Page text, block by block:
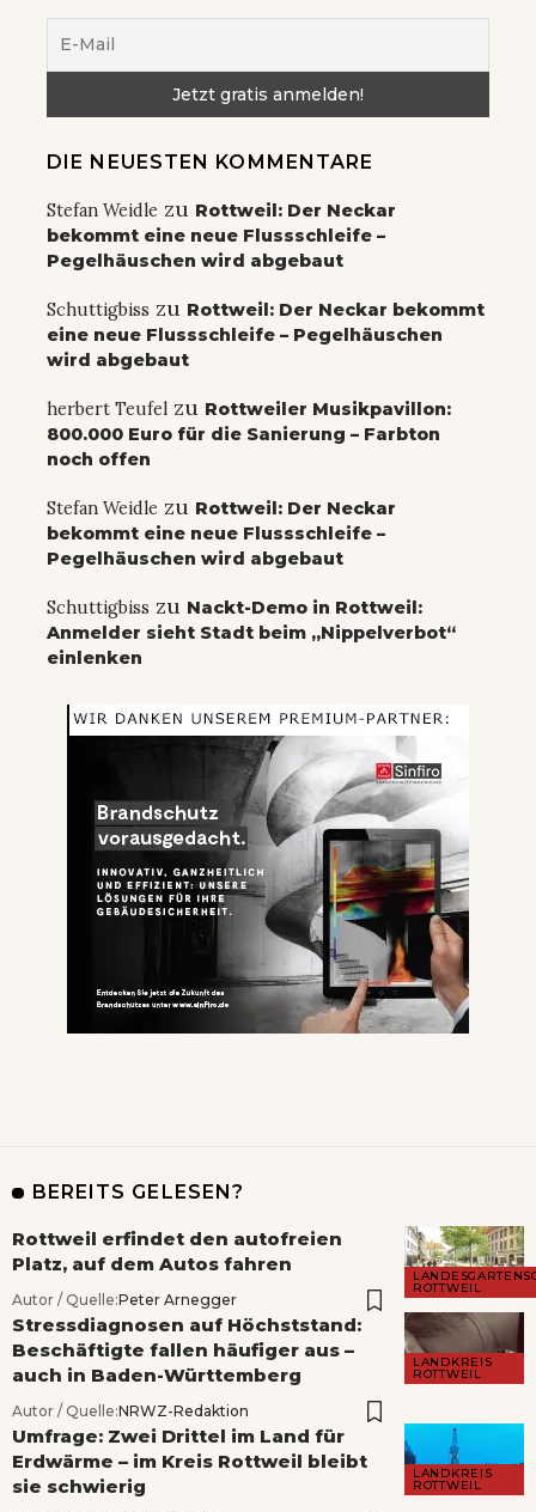
DIE NEUESTEN KOMMENTARE
Stefan Weidle zu Rottweil: Der Neckar
bekommt eine neue Flussschleife –
Pegelhäuschen wird abgebaut
Schuttigbiss zu Rottweil: Der Neckar bekommt
eine neue Flussschleife – Pegelhäuschen
wird abgebaut
herbert Teufel zu Rottweiler Musikpavillon:
800.000 Euro für die Sanierung – Farbton
noch offen
Stefan Weidle zu Rottweil: Der Neckar
bekommt eine neue Flussschleife –
Pegelhäuschen wird abgebaut
Schuttigbiss zu Nackt-Demo in Rottweil:
Anmelder sieht Stadt beim „Nippelverbot“
einlenken
BEREITS GELESEN?
ROTTWEIL
Rottweil erfindet den autofreien
Platz, auf dem Autos fahren
Autor / Quelle:Peter Arnegger
LANDKREIS
ROTTWEIL
Stressdiagnosen auf Höchststand:
Beschäftigte fallen häufiger aus –
auch in Baden-Württemberg
Autor / Quelle:NRWZ-Redaktion
LANDKREIS
ROTTWEIL
Umfrage: Zwei Drittel im Land für
Erdwärme – im Kreis Rottweil bleibt
sie schwierig